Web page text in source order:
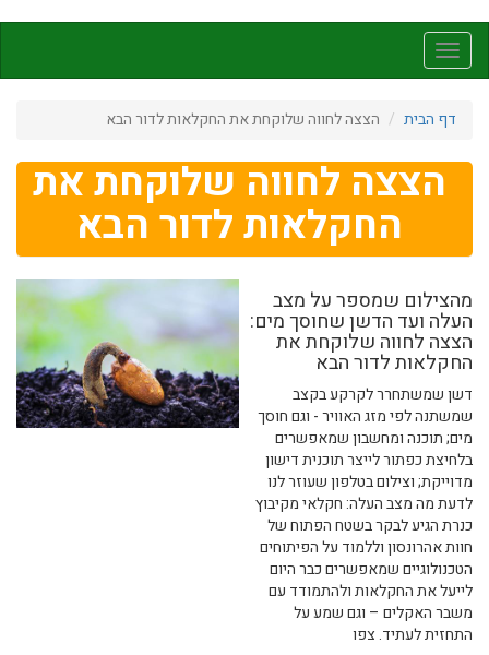
לתוכן
העיקריToggle
navigation
דף הבית
הצצה לחווה שלוקחת את החקלאות לדור הבא
הצצה לחווה שלוקחת את
החקלאות לדור הבא
מהצילום שמספר על מצב
העלה ועד הדשן שחוסך מים:
הצצה לחווה שלוקחת את
החקלאות לדור הבא
דשן שמשתחרר לקרקע בקצב
שמשתנה לפי מזג האוויר - וגם חוסך
מים; תוכנה ומחשבון שמאפשרים
בלחיצת כפתור לייצר תוכנית דישון
מדוייקת; וצילום בטלפון שעוזר לנו
לדעת מה מצב העלה: חקלאי מקיבוץ
כנרת הגיע לבקר בשטח הפתוח של
חוות אהרונסון וללמוד על הפיתוחים
הטכנולוגיים שמאפשרים כבר היום
לייעל את החקלאות ולהתמודד עם
משבר האקלים – וגם שמע על
התחזית לעתיד. צפו